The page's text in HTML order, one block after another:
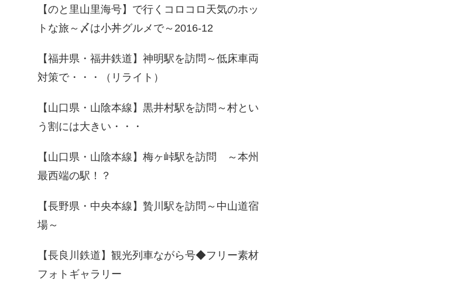
【のと里山里海号】で行くコロコロ天気のホッ
トな旅～〆は小丼グルメで～2016-12
【福井県・福井鉄道】神明駅を訪問～低床車両
対策で・・・（リライト）
【山口県・山陰本線】黒井村駅を訪問～村とい
う割には大きい・・・
【山口県・山陰本線】梅ヶ峠駅を訪問 ～本州
最西端の駅！？
【長野県・中央本線】贄川駅を訪問～中山道宿
場～
【長良川鉄道】観光列車ながら号◆フリー素材
フォトギャラリー